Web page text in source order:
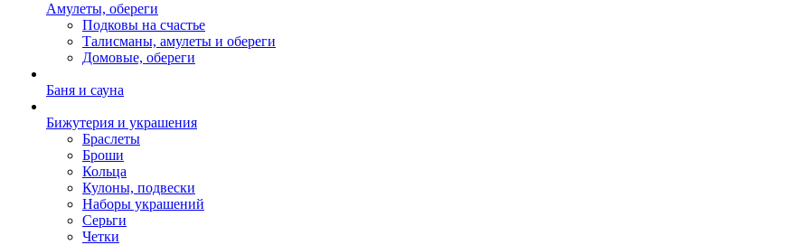
Амулеты, обереги
Подковы на счастье
Талисманы, амулеты и обереги
Домовые, обереги
Баня и сауна
Бижутерия и украшения
Браслеты
Броши
Кольца
Кулоны, подвески
Наборы украшений
Серьги
Четки